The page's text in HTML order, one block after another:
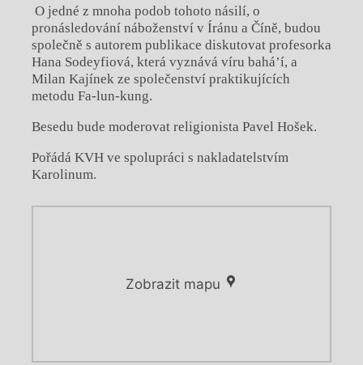
O jedné z mnoha podob tohoto násilí, o
pronásledování náboženství v Íránu a Číně, budou
společně s autorem publikace diskutovat profesorka
Hana Sodeyfiová, která vyznává víru bahá’í, a
Milan Kajínek ze společenství praktikujících
metodu Fa-lun-kung.
Besedu bude moderovat religionista Pavel Hošek.
Pořádá KVH ve spolupráci s nakladatelstvím
Karolinum.
Zobrazit mapu